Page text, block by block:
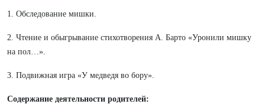
1. Обследование мишки.
2. Чтение и обыгрывание стихотворения А. Барто «Уронили мишку
на пол…».
3. Подвижная игра «У медведя во бору».
Содержание деятельности родителей: